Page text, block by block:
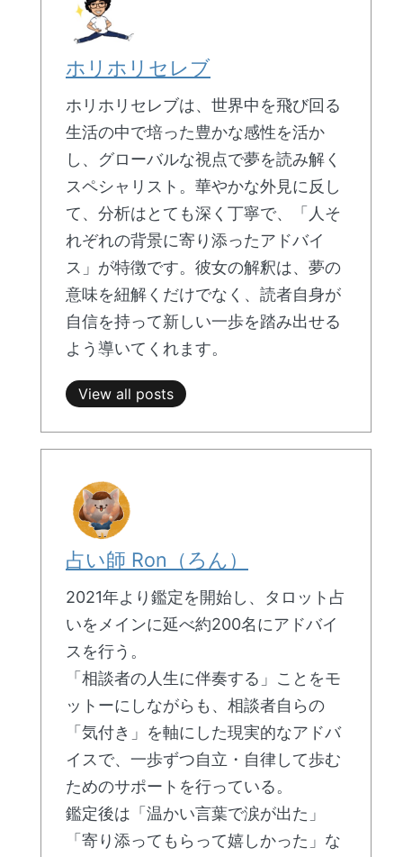
ホリホリセレブ
ホリホリセレブは、世界中を飛び回る
生活の中で培った豊かな感性を活か
し、グローバルな視点で夢を読み解く
スペシャリスト。華やかな外見に反し
て、分析はとても深く丁寧で、「人そ
れぞれの背景に寄り添ったアドバイ
ス」が特徴です。彼女の解釈は、夢の
意味を紐解くだけでなく、読者自身が
自信を持って新しい一歩を踏み出せる
よう導いてくれます。
View all posts
占い師 Ron（ろん）
2021年より鑑定を開始し、タロット占
いをメインに延べ約200名にアドバイ
スを行う。
「相談者の人生に伴奏する」ことをモ
ットーにしながらも、相談者自らの
「気付き」を軸にした現実的なアドバ
イスで、一歩ずつ自立・自律して歩む
ためのサポートを行っている。
鑑定後は「温かい言葉で涙が出た」
「寄り添ってもらって嬉しかった」な